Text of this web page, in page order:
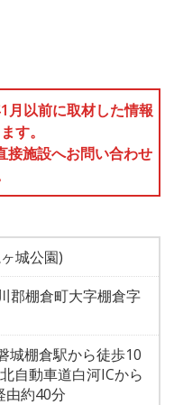
以前に取材した情報
す。
接施設へお問い合わせ
城公園)
郡棚倉町大字棚倉字
城棚倉駅から徒歩10
自動車道白河ICから
由約40分